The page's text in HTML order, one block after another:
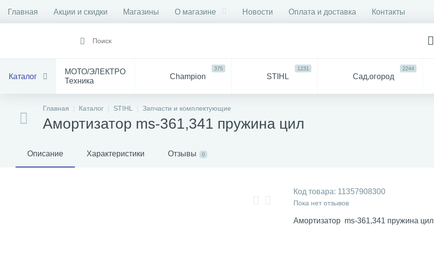
Главная Акции и скидки Магазины О магазине Новости Оплата и доставка Контакты
Каталог
МОТО/ЭЛЕКТРО
Техника
Champion
375
STIHL
1231
Сад,огород
2244
Все
Инструмент
Главная Каталог STIHL Запчасти и комплектующие
Амортизатор ms-361,341 пружина цил
Описание Характеристики Отзывы 0
Код товара: 11357908300
Пока нет отзывов
Амортизатор ms-361,341 пружина цил